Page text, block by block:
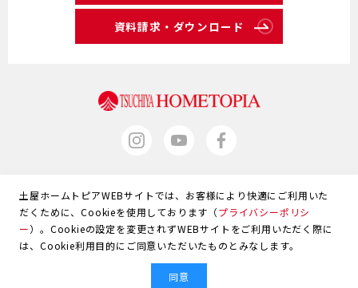
資料請求・ダウンロード
サイトマップ
ウェブサイトのご利用について
© 2020 Tsuchiya Hometopia Co., Ltd. All Rights Reserved.
土屋ホームトピアWEBサイトでは、お客様により快適にご利用いた
だくために、Cookieを使用しております（プライバシーポリシ
ー）。Cookieの設定を変更されずWEBサイトをご利用いただく際に
は、Cookie利用目的にご同意いただいたものとみなします。
同意